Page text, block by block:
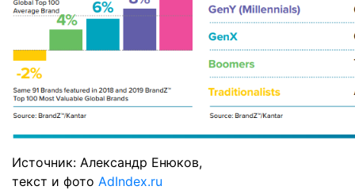
Источник: Александр Енюков,
текст и фото AdIndex.ru